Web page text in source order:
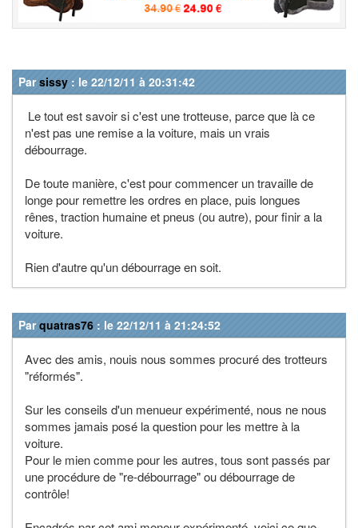
Parsissy : le 22/12/11 à 20:31:42
Le tout est savoir si c'est une trotteuse, parce que là ce
n'est pas une remise a la voiture, mais un vrais
débourrage.
De toute manière, c'est pour commencer un travaille de
longe pour remettre les ordres en place, puis longues
rênes, traction humaine et pneus (ou autre), pour finir a la
voiture.
Rien d'autre qu'un débourrage en soit.
Parquatras76 : le 22/12/11 à 21:24:52
Avec des amis, nouis nous sommes procuré des trotteurs
"réformés".
Sur les conseils d'un menueur expérimenté, nous ne nous
sommes jamais posé la question pour les mettre à la
voiture.
Pour le mien comme pour les autres, tous sont passés par
une procédure de "re-débourrage" ou débourrage de
contrôle!